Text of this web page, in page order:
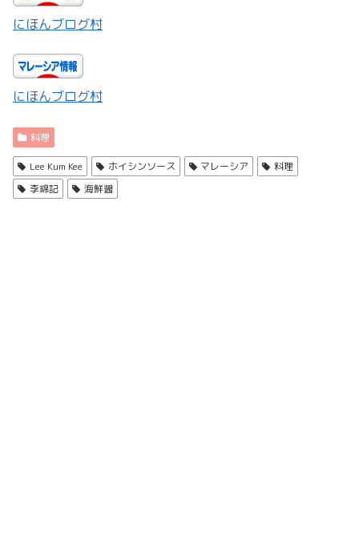
にほんブログ村
にほんブログ村
料理
Lee Kum Kee ホイシンソース マレーシア
料理
李錦記
海鮮醤